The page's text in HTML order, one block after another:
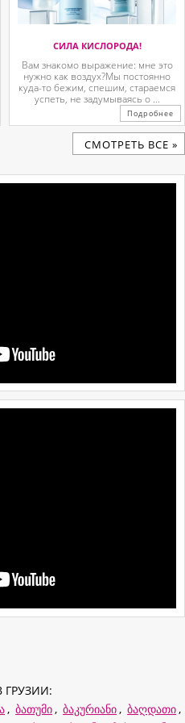
СИЛА КИСЛОРОДА!
Вам знакомо выражение: мне это
нужно как воздух?Мы постоянно
куда-то бежим, спешим, стараемся
успеть, не задумываясь о ...
Подробнее
CМОТРЕТЬ ВСЕ »
ГРУЗИИ:
, ბათუმი , ბაკურიანი , ბაღდათი ,